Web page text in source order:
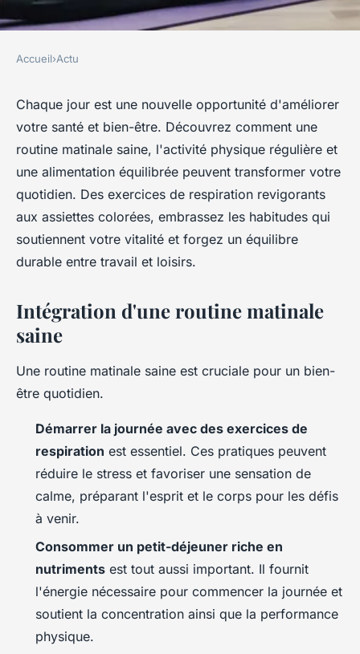
Bien-être et santé au
quotidien : Habitudes à
adopter
Marie•29 janvier 2026•2 min de lecture
Accueil›Actu
Chaque jour est une nouvelle opportunité d'améliorer
votre santé et bien-être. Découvrez comment une
routine matinale saine, l'activité physique régulière et
une alimentation équilibrée peuvent transformer votre
quotidien. Des exercices de respiration revigorants
aux assiettes colorées, embrassez les habitudes qui
soutiennent votre vitalité et forgez un équilibre
durable entre travail et loisirs.
Intégration d'une routine matinale
saine
Une routine matinale saine est cruciale pour un bien-
être quotidien.
Démarrer la journée avec des exercices de
respiration est essentiel. Ces pratiques peuvent
réduire le stress et favoriser une sensation de
calme, préparant l'esprit et le corps pour les défis
à venir.
Consommer un petit-déjeuner riche en
nutriments est tout aussi important. Il fournit
l'énergie nécessaire pour commencer la journée et
soutient la concentration ainsi que la performance
physique.